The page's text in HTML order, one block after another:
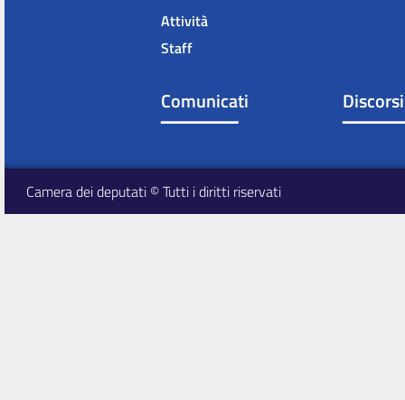
Attività
Staff
Comunicati Discorsi
Camera dei deputati © Tutti i diritti riservati